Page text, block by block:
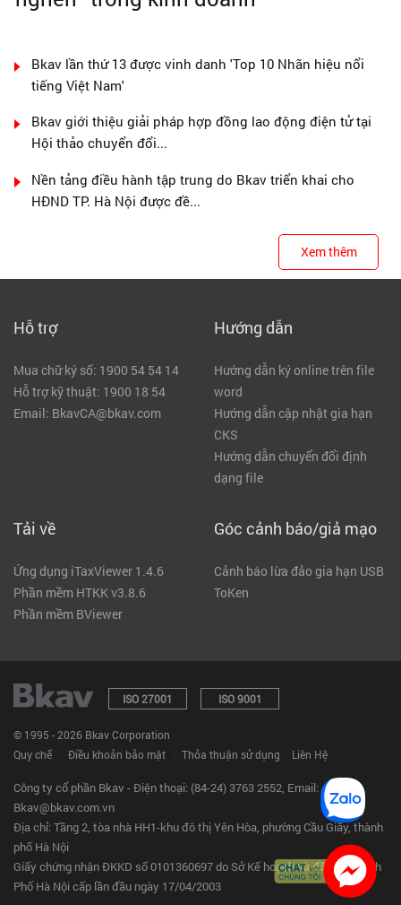
Bkav lần thứ 13 được vinh danh 'Top 10 Nhãn hiệu nổi
tiếng Việt Nam'
Bkav giới thiệu giải pháp hợp đồng lao động điện tử tại
Hội thảo chuyển đổi...
Nền tảng điều hành tập trung do Bkav triển khai cho
HĐND TP. Hà Nội được đề...
Xem thêm
Hỗ trợ
Mua chữ ký số: 1900 54 54 14
Hỗ trợ kỹ thuật: 1900 18 54
Email: BkavCA@bkav.com
Hướng dẫn
Hướng dẫn ký online trên file
word
Hướng dẫn cập nhật gia hạn
CKS
Hướng dẫn chuyển đổi định
dạng file
Tải về
Ứng dụng iTaxViewer 1.4.6
Phần mềm HTKK v3.8.6
Phần mềm BViewer
Góc cảnh báo/giả mạo
Cảnh báo lừa đảo gia hạn USB
ToKen
ISO 27001 ISO 9001
© 1995 - 2026 Bkav Corporation
Quy chế
Điều khoản bảo mật Thỏa thuận sử dụng Liên Hệ
Công ty cổ phần Bkav - Điện thoại: (84-24) 3763 2552, Email:
Bkav@bkav.com.vn
Địa chỉ: Tầng 2, tòa nhà HH1-khu đô thị Yên Hòa, phường Cầu Giấy, thành
phố Hà Nội
Giấy chứng nhận ĐKKD số 0101360697 do Sở Kế hoạch và đầu tư Thành
Phố Hà Nội cấp lần đầu ngày 17/04/2003